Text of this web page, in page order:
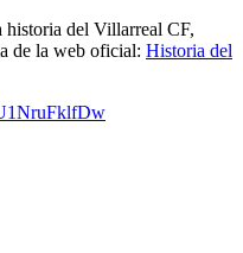
historia del Villarreal CF,
de la web oficial: Historia del